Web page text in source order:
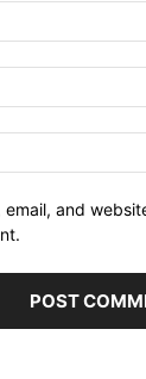
email, and